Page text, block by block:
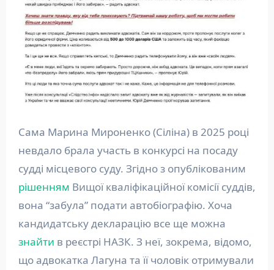
Сама Марина Мироненко (Сіліна) в 2025 році
невдало брала участь в конкурсі на посаду
судді місцевого суду. Згідно з опублікованим
рішенням Вищої кваліфікаційної комісії суддів,
вона “забула” подати автобіографію. Хоча
кандидатську декларацію все ще можна
знайти в реєстрі НАЗК. З неї, зокрема, відомо,
що адвокатка Лагуна та її чоловік отримували